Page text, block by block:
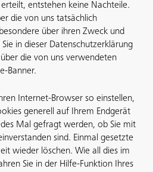
entstehen keine Nachteile.
die von uns tatsächlich
über ihren Zweck und
in dieser Datenschutzerklärung
die von uns verwendeten
Banner.
Internet-Browser so einstellen,
generell auf Ihrem Endgerät
Mal gefragt werden, ob Sie mit
sind. Einmal gesetzte
wieder löschen. Wie all dies im
Sie in der Hilfe-Funktion Ihres